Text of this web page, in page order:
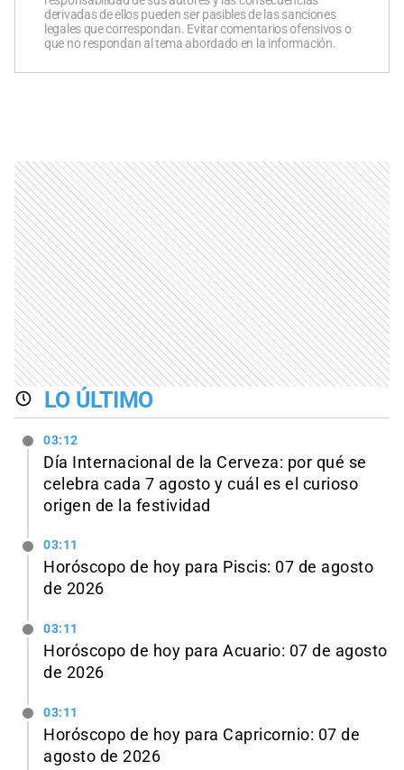
derivadas de ellos pueden ser pasibles de las sanciones
legales que correspondan. Evitar comentarios ofensivos o
que no respondan al tema abordado en la información.
LO ÚLTIMO
03:12
Día Internacional de la Cerveza: por qué se
celebra cada 7 agosto y cuál es el curioso
origen de la festividad
03:11
Horóscopo de hoy para Piscis: 07 de agosto
de 2026
03:11
Horóscopo de hoy para Acuario: 07 de agosto
de 2026
03:11
Horóscopo de hoy para Capricornio: 07 de
agosto de 2026